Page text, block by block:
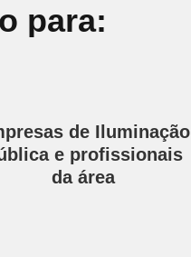
para:
de Iluminação
e profissionais
da área